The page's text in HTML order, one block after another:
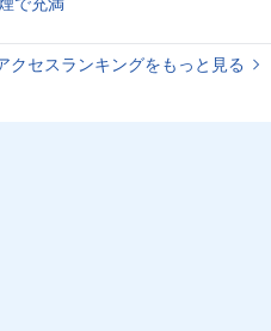
クセスランキングをもっと見る